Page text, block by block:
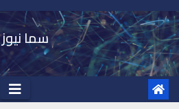
Skip
to
content
سما نيوز